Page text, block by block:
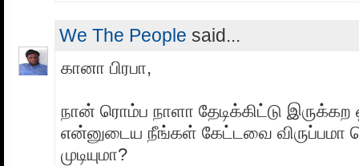
We The People said...
கானா பிரபா,
நான் ரொம்ப நாளா தேடிக்கிட்டு இருக்கற
என்னுடைய நீங்கள் கேட்டவை விருப்பமா
முடியுமா?